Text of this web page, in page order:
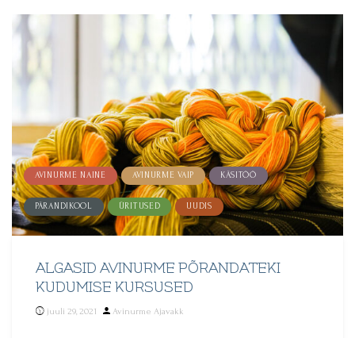
AVINURME NAINE AVINURME VAIP KÄSITÖÖ
PÄRANDIKOOL ÜRITUSED UUDIS
ALGASID AVINURME PÕRANDATEKI
KUDUMISE KURSUSED
juuli 29, 2021
Posted
Avinurme Ajavakk